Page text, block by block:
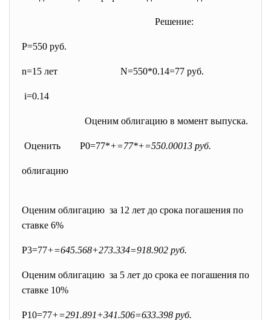
Решение:
P=550 руб.
n=15 лет N=550*0.14=77 руб.
i=0.14
Оценим облигацию в момент выпуска.
Оценить P0=77*+=77*+=550.00013 руб.
облигацию
Оценим облигацию за 12 лет до срока погашения по
ставке 6%
P3=77+=645.568+273.334=918.902 руб.
Оценим облигацию за 5 лет до срока ее погашения по
ставке 10%
P10=77+=291.891+341.506=633.398 руб.